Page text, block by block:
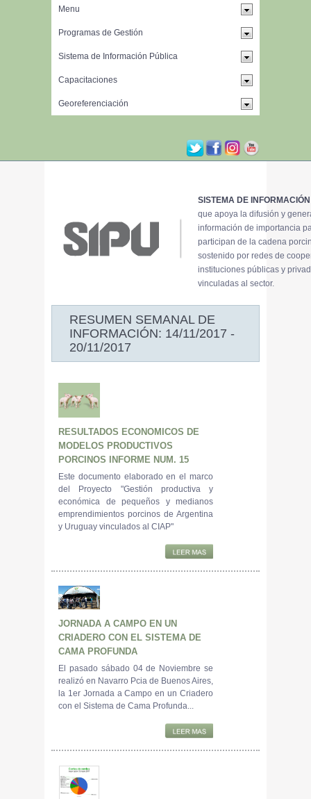
SISTEMA DE
que apoya la difusión y
información de importancia
participan de la cadena
sostenido por redes de
instituciones públicas y
vinculadas al sector.
RESUMEN SEMANAL DE
INFORMACIÓN: 14/11/2017 -
20/11/2017
RESULTADOS ECONOMICOS DE
MODELOS PRODUCTIVOS
PORCINOS INFORME NUM. 15
Este documento elaborado en el marco
del Proyecto "Gestión productiva y
económica de pequeños y medianos
emprendimientos porcinos de Argentina
y Uruguay vinculados al CIAP"
JORNADA A CAMPO EN UN
CRIADERO CON EL SISTEMA DE
CAMA PROFUNDA
El pasado sábado 04 de Noviembre se
realizó en Navarro Pcia de Buenos Aires,
la 1er Jornada a Campo en un Criadero
con el Sistema de Cama Profunda...